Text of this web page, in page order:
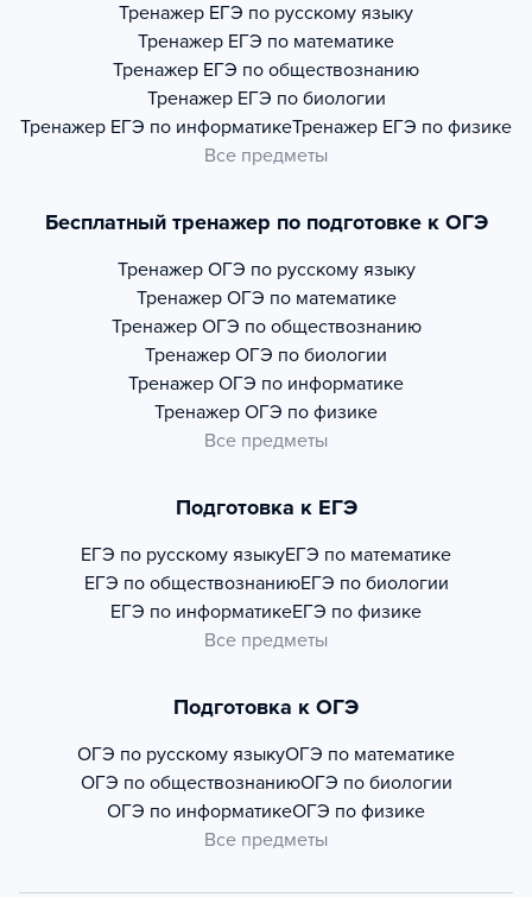
Тренажер ЕГЭ по русскому языку
Тренажер ЕГЭ по математике
Тренажер ЕГЭ по обществознанию
Тренажер ЕГЭ по биологии
Тренажер ЕГЭ по информатикеТренажер ЕГЭ по физике
Все предметы
Бесплатный тренажер по подготовке к ОГЭ
Тренажер ОГЭ по русскому языку
Тренажер ОГЭ по математике
Тренажер ОГЭ по обществознанию
Тренажер ОГЭ по биологии
Тренажер ОГЭ по информатике
Тренажер ОГЭ по физике
Все предметы
Подготовка к ЕГЭ
ЕГЭ по русскому языкуЕГЭ по математике
ЕГЭ по обществознаниюЕГЭ по биологии
ЕГЭ по информатикеЕГЭ по физике
Все предметы
Подготовка к ОГЭ
ОГЭ по русскому языкуОГЭ по математике
ОГЭ по обществознаниюОГЭ по биологии
ОГЭ по информатикеОГЭ по физике
Все предметы